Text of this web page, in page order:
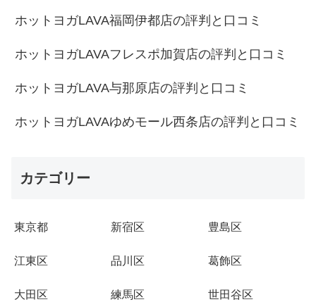
ホットヨガLAVA福岡伊都店の評判と口コミ
ホットヨガLAVAフレスポ加賀店の評判と口コミ
ホットヨガLAVA与那原店の評判と口コミ
ホットヨガLAVAゆめモール西条店の評判と口コミ
カテゴリー
東京都 新宿区 豊島区
江東区 品川区 葛飾区
大田区 練馬区 世田谷区